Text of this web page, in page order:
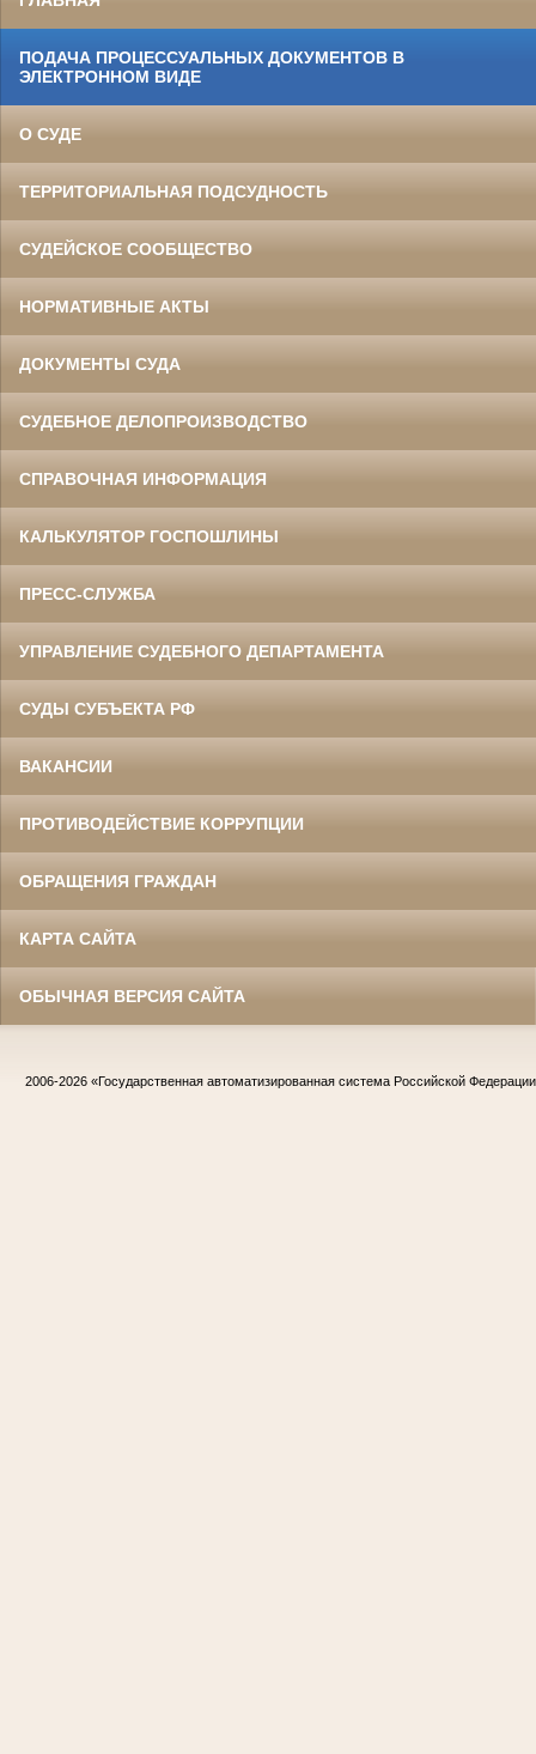
ПОДАЧА ПРОЦЕССУАЛЬНЫХ ДОКУМЕНТОВ В
ЭЛЕКТРОННОМ ВИДЕ
О СУДЕ
ТЕРРИТОРИАЛЬНАЯ ПОДСУДНОСТЬ
СУДЕЙСКОЕ СООБЩЕСТВО
НОРМАТИВНЫЕ АКТЫ
ДОКУМЕНТЫ СУДА
СУДЕБНОЕ ДЕЛОПРОИЗВОДСТВО
СПРАВОЧНАЯ ИНФОРМАЦИЯ
КАЛЬКУЛЯТОР ГОСПОШЛИНЫ
ПРЕСС-СЛУЖБА
УПРАВЛЕНИЕ СУДЕБНОГО ДЕПАРТАМЕНТА
СУДЫ СУБЪЕКТА РФ
ВАКАНСИИ
ПРОТИВОДЕЙСТВИЕ КОРРУПЦИИ
ОБРАЩЕНИЯ ГРАЖДАН
КАРТА САЙТА
ОБЫЧНАЯ ВЕРСИЯ САЙТА
2006-2026 «Государственная автоматизированная система Российской